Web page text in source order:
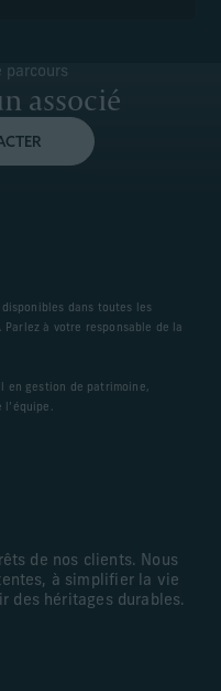
parcours
associé
dans toutes les
à votre responsable de la
en gestion de patrimoine,
l’équipe.
de nos clients. Nous
à simplifier la vie
des héritages durables.